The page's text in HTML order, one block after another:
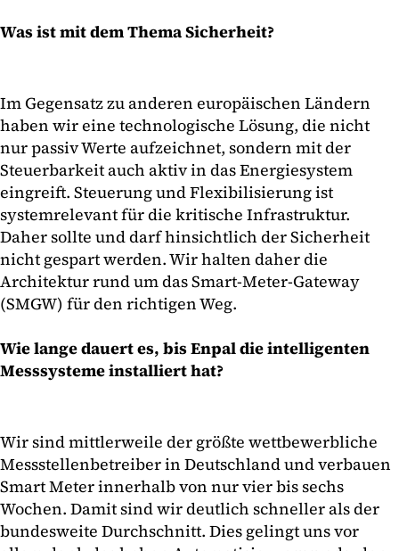
Was ist mit dem Thema Sicherheit?
Im Gegensatz zu anderen europäischen Ländern
haben wir eine technologische Lösung, die nicht
nur passiv Werte aufzeichnet, sondern mit der
Steuerbarkeit auch aktiv in das Energiesystem
eingreift. Steuerung und Flexibilisierung ist
systemrelevant für die kritische Infrastruktur.
Daher sollte und darf hinsichtlich der Sicherheit
nicht gespart werden. Wir halten daher die
Architektur rund um das Smart-Meter-Gateway
(SMGW) für den richtigen Weg.
Wie lange dauert es, bis Enpal die intelligenten
Messsysteme installiert hat?
Wir sind mittlerweile der größte wettbewerbliche
Messstellenbetreiber in Deutschland und verbauen
Smart Meter innerhalb von nur vier bis sechs
Wochen. Damit sind wir deutlich schneller als der
bundesweite Durchschnitt. Dies gelingt uns vor